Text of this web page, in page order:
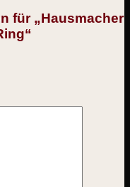
für „Hausmacher